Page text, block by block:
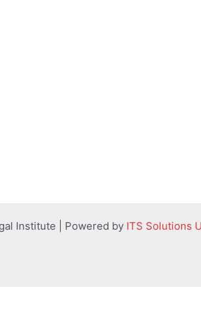
Institute | Powered by ITS Solutions